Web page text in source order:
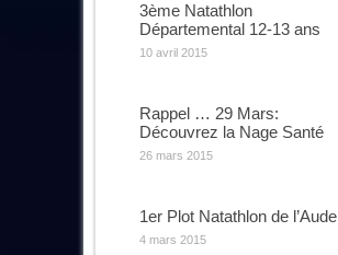
3ème Natathlon
Départemental 12-13 ans
10 avril 2015
Rappel … 29 Mars:
Découvrez la Nage Santé
26 mars 2015
1er Plot Natathlon de l’Aude
4 mars 2015